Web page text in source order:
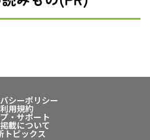
シーポリシー
利用規約
・サポート
載について
トピックス